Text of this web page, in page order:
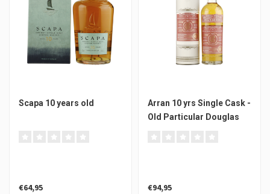
Scapa 10 years old
€64,95
Arran 10 yrs Single Cask -
Old Particular Douglas
€94,95